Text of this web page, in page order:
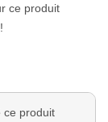
ce produit
ce produit